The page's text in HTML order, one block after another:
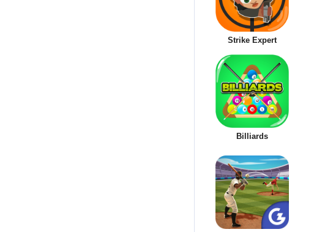
Strike Expert
Billiards